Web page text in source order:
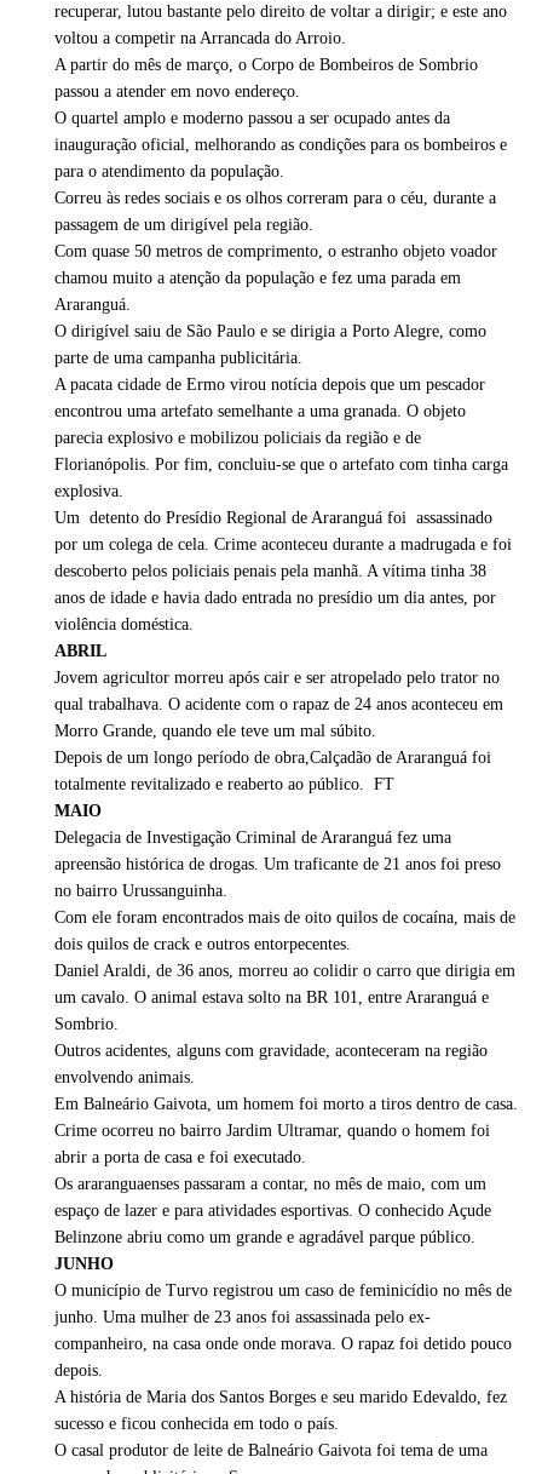
recuperar, lutou bastante pelo direito de voltar a dirigir; e este ano
voltou a competir na Arrancada do Arroio.
A partir do mês de março, o Corpo de Bombeiros de Sombrio
passou a atender em novo endereço.
O quartel amplo e moderno passou a ser ocupado antes da
inauguração oficial, melhorando as condições para os bombeiros e
para o atendimento da população.
Correu às redes sociais e os olhos correram para o céu, durante a
passagem de um dirigível pela região.
Com quase 50 metros de comprimento, o estranho objeto voador
chamou muito a atenção da população e fez uma parada em
Araranguá.
O dirigível saiu de São Paulo e se dirigia a Porto Alegre, como
parte de uma campanha publicitária.
A pacata cidade de Ermo virou notícia depois que um pescador
encontrou uma artefato semelhante a uma granada. O objeto
parecia explosivo e mobilizou policiais da região e de
Florianópolis. Por fim, concluiu-se que o artefato com tinha carga
explosiva.
Um detento do Presídio Regional de Araranguá foi assassinado
por um colega de cela. Crime aconteceu durante a madrugada e foi
descoberto pelos policiais penais pela manhã. A vítima tinha 38
anos de idade e havia dado entrada no presídio um dia antes, por
violência doméstica.
ABRIL
Jovem agricultor morreu após cair e ser atropelado pelo trator no
qual trabalhava. O acidente com o rapaz de 24 anos aconteceu em
Morro Grande, quando ele teve um mal súbito.
Depois de um longo período de obra,Calçadão de Araranguá foi
totalmente revitalizado e reaberto ao público. FT
MAIO
Delegacia de Investigação Criminal de Araranguá fez uma
apreensão histórica de drogas. Um traficante de 21 anos foi preso
no bairro Urussanguinha.
Com ele foram encontrados mais de oito quilos de cocaína, mais de
dois quilos de crack e outros entorpecentes.
Daniel Araldi, de 36 anos, morreu ao colidir o carro que dirigia em
um cavalo. O animal estava solto na BR 101, entre Araranguá e
Sombrio.
Outros acidentes, alguns com gravidade, aconteceram na região
envolvendo animais.
Em Balneário Gaivota, um homem foi morto a tiros dentro de casa.
Crime ocorreu no bairro Jardim Ultramar, quando o homem foi
abrir a porta de casa e foi executado.
Os araranguaenses passaram a contar, no mês de maio, com um
espaço de lazer e para atividades esportivas. O conhecido Açude
Belinzone abriu como um grande e agradável parque público.
JUNHO
O município de Turvo registrou um caso de feminicídio no mês de
junho. Uma mulher de 23 anos foi assassinada pelo ex-
companheiro, na casa onde onde morava. O rapaz foi detido pouco
depois.
A história de Maria dos Santos Borges e seu marido Edevaldo, fez
sucesso e ficou conhecida em todo o país.
O casal produtor de leite de Balneário Gaivota foi tema de uma